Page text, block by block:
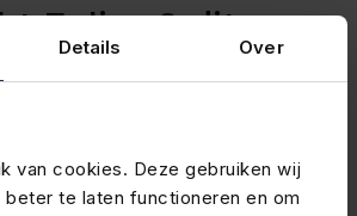
Details Over
van cookies. Deze gebruiken wij
te laten functioneren en om
Felixx.® dit
voor Arbeids- en